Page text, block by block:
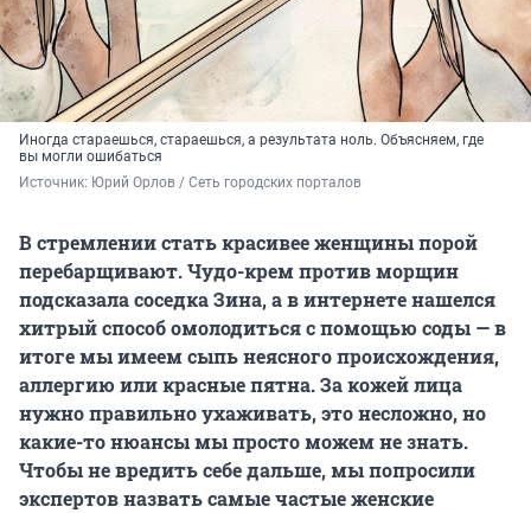
Иногда стараешься, стараешься, а результата ноль. Объясняем, где
вы могли ошибаться
Источник: Юрий Орлов / Сеть городских порталов
В стремлении стать красивее женщины порой
перебарщивают. Чудо-крем против морщин
подсказала соседка Зина, а в интернете нашелся
хитрый способ омолодиться с помощью соды — в
итоге мы имеем сыпь неясного происхождения,
аллергию или красные пятна. За кожей лица
нужно правильно ухаживать, это несложно, но
какие-то нюансы мы просто можем не знать.
Чтобы не вредить себе дальше, мы попросили
экспертов назвать самые частые женские